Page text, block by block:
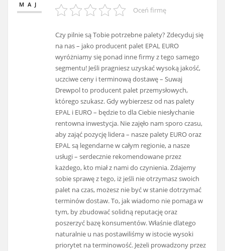
MAJ
Oceń firmę
Czy pilnie są Tobie potrzebne palety? Zdecyduj się
na nas – jako producent palet EPAL EURO
wyróżniamy się ponad inne firmy z tego samego
segmentu! Jeśli pragniesz uzyskać wysoką jakość,
uczciwe ceny i terminową dostawę – Suwaj
Drewpol to producent palet przemysłowych,
którego szukasz. Gdy wybierzesz od nas palety
EPAL i EURO – będzie to dla Ciebie niesłychanie
rentowna inwestycja. Nie zajęło nam sporo czasu,
aby zająć pozycję lidera – nasze palety EURO oraz
EPAL są legendarne w całym regionie, a nasze
usługi – serdecznie rekomendowane przez
każdego, kto miał z nami do czynienia. Zdajemy
sobie sprawę z tego, iż jeśli nie otrzymasz swoich
palet na czas, możesz nie być w stanie dotrzymać
terminów dostaw. To, jak wiadomo nie pomaga w
tym, by zbudować solidną reputację oraz
poszerzyć bazę konsumentów. Właśnie dlatego
naturalnie u nas postawiliśmy w istocie wysoki
priorytet na terminowość. Jeżeli prowadzony przez